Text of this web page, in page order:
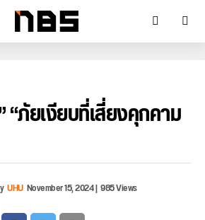
ภัยเงียบที่เสี่ยงคุกคาม
UHU November 15, 2024|985 Views